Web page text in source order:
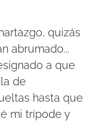
quizás
abrumado...
a que
de
hasta que
mi trípode y